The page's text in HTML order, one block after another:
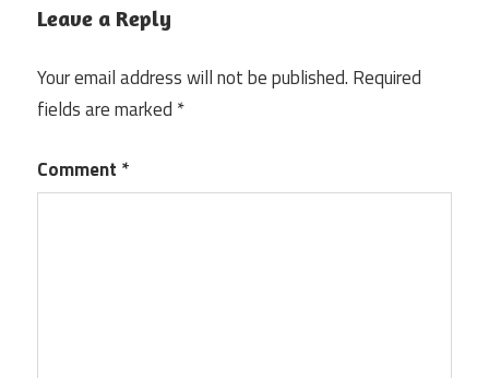
Leave a Reply
Your email address will not be published. Required
fields are marked *
Comment *